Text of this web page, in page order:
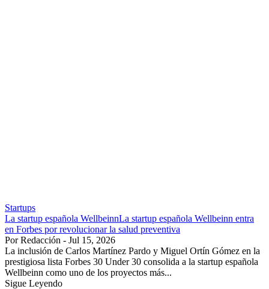
Startups
La startup española WellbeinnLa startup española Wellbeinn entra
en Forbes por revolucionar la salud preventiva
Por Redacción - Jul 15, 2026
La inclusión de Carlos Martínez Pardo y Miguel Ortín Gómez en la
prestigiosa lista Forbes 30 Under 30 consolida a la startup española
Wellbeinn como uno de los proyectos más...
Sigue Leyendo